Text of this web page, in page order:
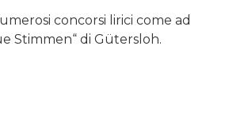
concorsi lirici come ad
Stimmen“ di Gütersloh.